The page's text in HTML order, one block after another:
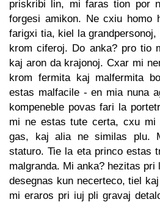
priskribi lin, mi faras tion por
forgesi amikon. Ne cxiu homo
farigxi tia, kiel la
krom ciferoj. Do anka? pro tio
kaj aron da krajonoj. Cxar mi
krom fermita kaj malfermita
estas malfacile - en mia nuna
kompeneble povas fari la
mi ne estas tute certa, cxu mi
gas, kaj alia ne similas plu.
staturo. Tie la eta princo estas
malgranda. Mi anka? hezitas
desegnas kun necerteco, tiel
mi eraros pri iuj pli gravaj